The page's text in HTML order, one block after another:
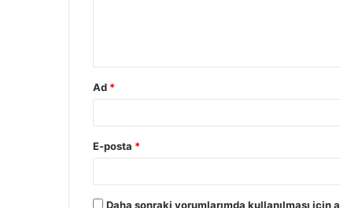
Ad *
E-posta *
Daha sonraki yorumlarımda kullanılması için